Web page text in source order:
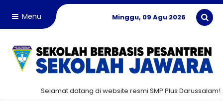
Menu Minggu, 09 Agu 2026
Selamat datang di website resmi SMP Plus Darussalam!